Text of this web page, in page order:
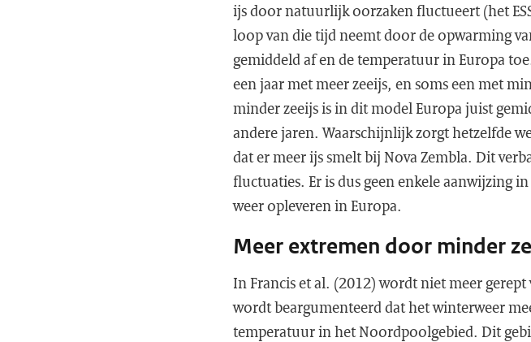
ijs door natuurlijk oorzaken fluctueert (het
loop van die tijd neemt door de opwarming
gemiddeld af en de temperatuur in Europa
een jaar met meer zeeijs, en soms een met
minder zeeijs is in dit model Europa juist
andere jaren. Waarschijnlijk zorgt hetzelfde
dat er meer ijs smelt bij Nova Zembla. Dit
fluctuaties. Er is dus geen enkele aanwijzing
weer opleveren in Europa.
Meer extremen door minder
In Francis et al. (2012) wordt niet meer
wordt beargumenteerd dat het winterweer
temperatuur in het Noordpoolgebied. Dit